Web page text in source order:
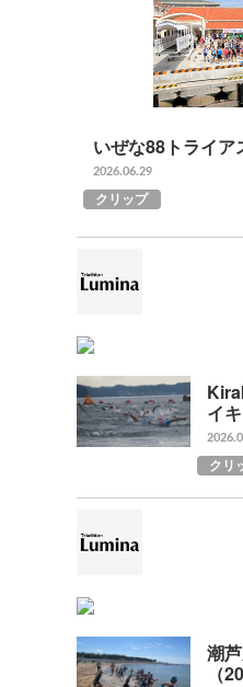
いぜな88トライ
2026.06.29
クリップ
イ
クリ
潮
（